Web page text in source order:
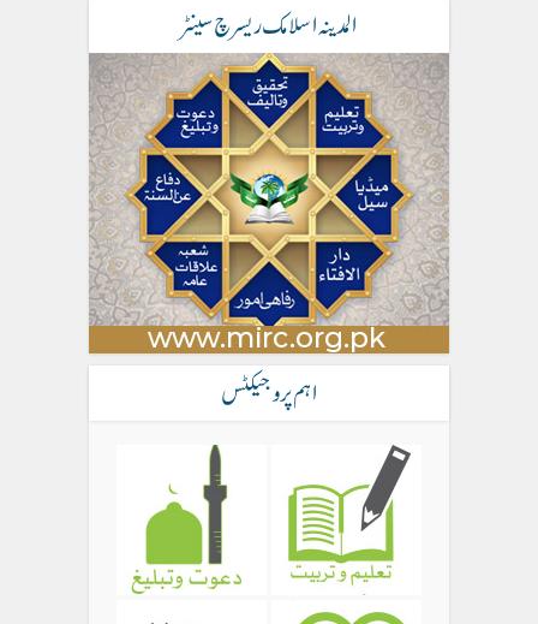
المدینہ اسلامک ریسرچ سینٹر
اہم پروجیکٹس